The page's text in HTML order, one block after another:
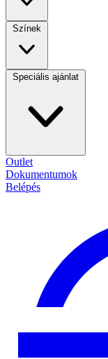
Színek
Speciális ajánlat
Outlet
Dokumentumok
Belépés